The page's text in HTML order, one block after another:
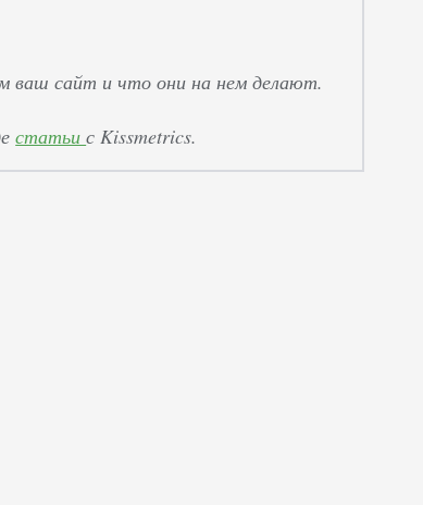
ваш сайт и что они на нем делают.
статьис Kissmetrics.